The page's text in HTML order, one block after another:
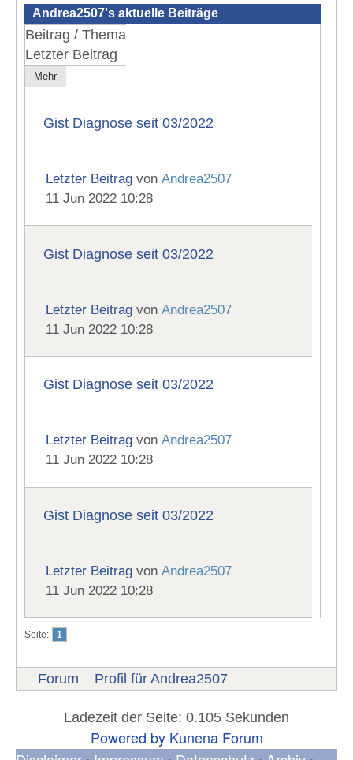
Seite:
Andrea2507's aktuelle Beiträge
Beitrag / Thema
Letzter Beitrag
Mehr
Gist Diagnose seit 03/2022
Letzter Beitrag vonAndrea2507
11 Jun 2022 10:28
Gist Diagnose seit 03/2022
Letzter Beitrag von Andrea2507
11 Jun 2022 10:28
Gist Diagnose seit 03/2022
Letzter Beitrag vonAndrea2507
11 Jun 2022 10:28
Gist Diagnose seit 03/2022
Letzter Beitrag vonAndrea2507
11 Jun 2022 10:28
Seite: 1
Forum Profil für Andrea2507
Ladezeit der Seite: 0.105 Sekunden
Powered by Kunena Forum